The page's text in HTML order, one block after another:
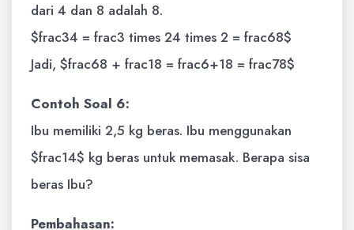
dari 4 dan 8 adalah 8.
$frac34 = frac3 times 24 times 2 = frac68$
Jadi, $frac68 + frac18 = frac6+18 = frac78$
Contoh Soal 6:
Ibu memiliki 2,5 kg beras. Ibu menggunakan
$frac14$ kg beras untuk memasak. Berapa sisa
beras Ibu?
Pembahasan: